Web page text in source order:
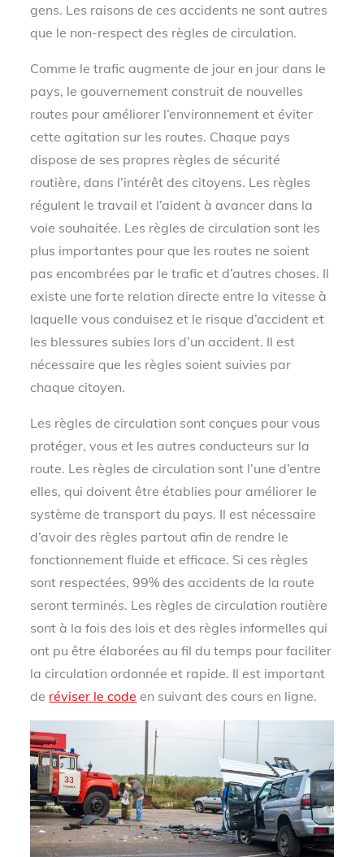
gens. Les raisons de ces accidents ne sont autres
que le non-respect des règles de circulation.
Comme le trafic augmente de jour en jour dans le
pays, le gouvernement construit de nouvelles
routes pour améliorer l’environnement et éviter
cette agitation sur les routes. Chaque pays
dispose de ses propres règles de sécurité
routière, dans l’intérêt des citoyens. Les règles
régulent le travail et l’aident à avancer dans la
voie souhaitée. Les règles de circulation sont les
plus importantes pour que les routes ne soient
pas encombrées par le trafic et d’autres choses. Il
existe une forte relation directe entre la vitesse à
laquelle vous conduisez et le risque d’accident et
les blessures subies lors d’un accident. Il est
nécessaire que les règles soient suivies par
chaque citoyen.
Les règles de circulation sont conçues pour vous
protéger, vous et les autres conducteurs sur la
route. Les règles de circulation sont l’une d’entre
elles, qui doivent être établies pour améliorer le
système de transport du pays. Il est nécessaire
d’avoir des règles partout afin de rendre le
fonctionnement fluide et efficace. Si ces règles
sont respectées, 99% des accidents de la route
seront terminés. Les règles de circulation routière
sont à la fois des lois et des règles informelles qui
ont pu être élaborées au fil du temps pour faciliter
la circulation ordonnée et rapide. Il est important
de réviser le code en suivant des cours en ligne.